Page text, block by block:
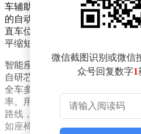
车辅助系统同样表现亮眼，支持
的自动泊入，全程无需人工干预
直车位泊入成功率超过99%，侧
平缩短30%。
智能座舱体验获得测评机构高度
自研芯片，系统响应速度较传统
全车多音区识别，即使在嘈杂环
率。用户可通过语音指令直接控
路线，操作逻辑符合日常使用习
如座椅按摩、氛围灯联动等功能
微信截图识别或微信
众号回复数字1